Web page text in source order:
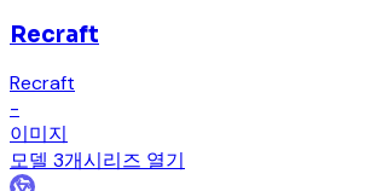
Recraft
Recraft
-
이미지
모델 3개시리즈 열기